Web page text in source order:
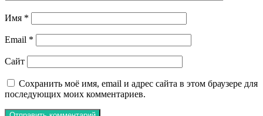
Имя *
Email *
Сайт
Сохранить моё имя, email и адрес сайта в этом браузере для
последующих моих комментариев.